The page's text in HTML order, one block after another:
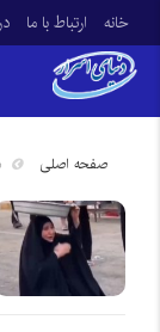
خانه ارتباط با ما
صفحه اصلی